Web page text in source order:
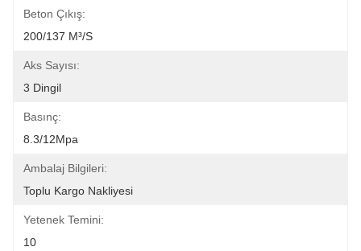
Beton Çıkış:
200/137 M³/s
Aks Sayısı:
3 Dingil
Basınç:
8.3/12Mpa
Ambalaj Bilgileri:
Toplu Kargo Nakliyesi
Yetenek Temini:
10